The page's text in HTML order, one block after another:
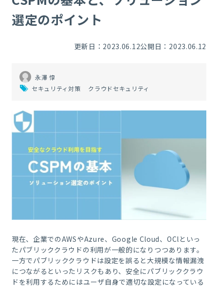
選定のポイント
更新日：2023.06.12公開日：2023.06.12
永澤 惇
セキュリティ対策
クラウドセキュリティ
現在、企業でのAWSやAzure、 Google Cloud、OClといっ
たパブリッククラウドの利用が一般的になりつつあります。
一方でパブリッククラウドは設定を誤ると大規模な情報漏洩
につながるといったリスクもあり、安全にパブリッククラウ
ドを利用するためにはユーザ自身で適切な設定になっている